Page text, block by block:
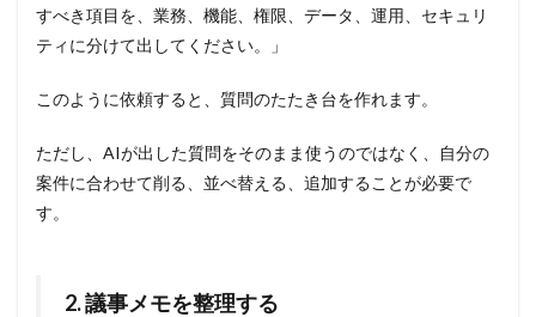
すべき項目を、業務、機能、権限、データ、運用、セキュリ
ティに分けて出してください。」
このように依頼すると、質問のたたき台を作れます。
ただし、AIが出した質問をそのまま使うのではなく、自分の
案件に合わせて削る、並べ替える、追加することが必要で
す。
2. 議事メモを整理する